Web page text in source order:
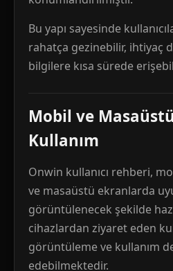
Bu yapı sayesinde
rahatça gezinebilir, ihtiyaç
bilgilere kısa sürede
Mobil ve
Kullanım
Onwin kullanıcı rehberi,
ve masaüstü ekranlarda
görüntülenecek şekilde
cihazlardan ziyaret eden
görüntüleme ve kullanım
edebilmektedir.